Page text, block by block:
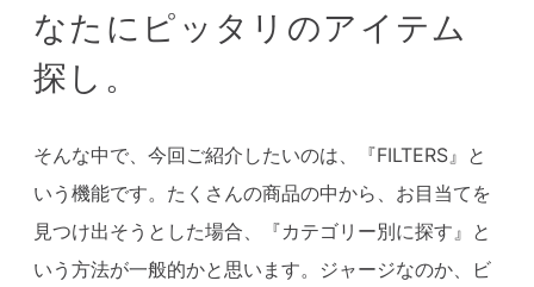
なたにピッタリのアイテム
探し。
そんな中で、今回ご紹介したいのは、
『FILTERS』と
いう機能です。たくさんの商品の中から、お目当てを
見つけ出そうとした場合、
『カテゴリー別に探す』と
いう方法が一般的かと思います。ジャージなのか、ビ